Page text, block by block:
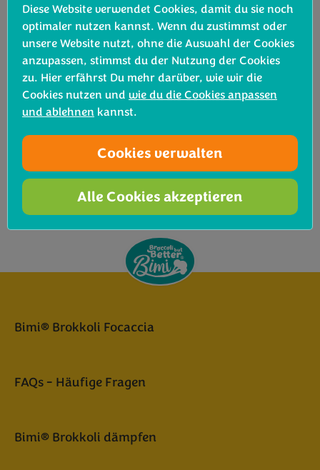
Bimi®Brokkoli waschen
trocken tupfen
Bimi®Brokkoli, Knoblauch und Öl in eine
Fettpfanne geben
15 Minuten bei 200° schmoren
aus dem Ofen nehmen
Servieren und genießen!
Diese Website verwendet Cookies, damit du sie noch
optimaler nutzen kannst. Wenn du zustimmst oder
unsere Website nutzt, ohne die Auswahl der Cookies
anzupassen, stimmst du der Nutzung der Cookies
zu. Hier erfährst Du mehr darüber, wie wir die
Cookies nutzen und wie du die Cookies anpassen
und ablehnen kannst.
Cookies verwalten
Alle Cookies akzeptieren
Bimi® Brokkoli Focaccia
FAQs - Häufige Fragen
Bimi® Brokkoli dämpfen